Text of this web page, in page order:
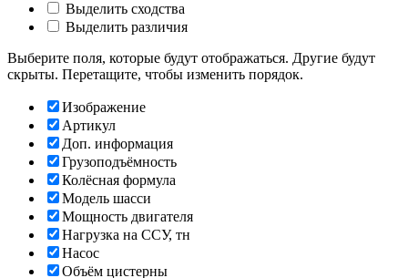
Выделить сходства
Выделить различия
Выберите поля, которые будут отображаться. Другие будут
скрыты. Перетащите, чтобы изменить порядок.
Изображение
Артикул
Доп. информация
Грузоподъёмность
Колёсная формула
Модель шасси
Мощность двигателя
Нагрузка на ССУ, тн
Насос
Объём цистерны